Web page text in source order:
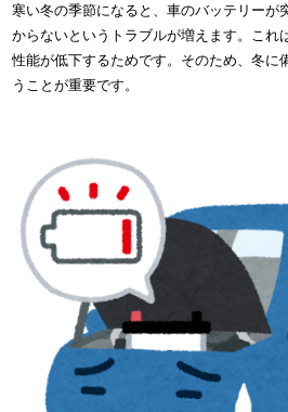
寒い冬の季節になると、車のバッテリーが
からないというトラブルが増えます。これ
性能が低下するためです。そのため、冬に
うことが重要です。